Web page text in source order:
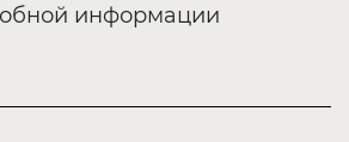
информации